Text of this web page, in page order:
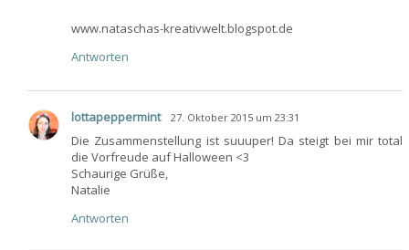
www.nataschas-kreativwelt.blogspot.de
Antworten
lottapeppermint 27. Oktober 2015 um 23:31
Die Zusammenstellung ist suuuper! Da steigt bei mir total
die Vorfreude auf Halloween <3
Schaurige Grüße,
Natalie
Antworten